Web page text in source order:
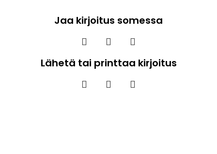
Jaa kirjoitus somessa
Lähetä tai printtaa kirjoitus